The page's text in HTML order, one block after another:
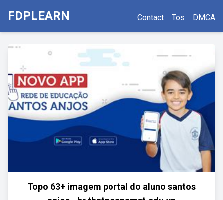
FDPLEARN Contact Tos DMCA
Topo 63+ imagem portal do aluno santos